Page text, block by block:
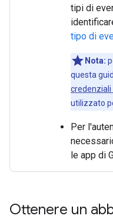
tipi di
tipo di
Nota:
questa
credenziali
utilizzato
Per
le app di
Ottenere un